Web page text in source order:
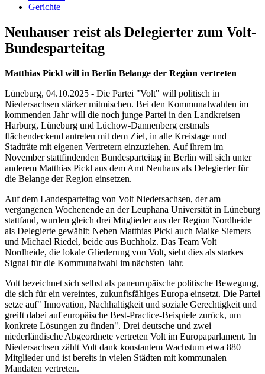
Gerichte
Neuhauser reist als Delegierter zum Volt-
Bundesparteitag
Matthias Pickl will in Berlin Belange der Region vertreten
Lüneburg, 04.10.2025 - Die Partei "Volt" will politisch in
Niedersachsen stärker mitmischen. Bei den Kommunalwahlen im
kommenden Jahr will die noch junge Partei in den Landkreisen
Harburg, Lüneburg und Lüchow-Dannenberg erstmals
flächendeckend antreten mit dem Ziel, in alle Kreistage und
Stadträte mit eigenen Vertretern einzuziehen. Auf ihrem im
November stattfindenden Bundesparteitag in Berlin will sich unter
anderem Matthias Pickl aus dem Amt Neuhaus als Delegierter für
die Belange der Region einsetzen.
Auf dem Landesparteitag von Volt Niedersachsen, der am
vergangenen Wochenende an der Leuphana Universität in Lüneburg
stattfand, wurden gleich drei Mitglieder aus der Region Nordheide
als Delegierte gewählt: Neben Matthias Pickl auch Maike Siemers
und Michael Riedel, beide aus Buchholz. Das Team Volt
Nordheide, die lokale Gliederung von Volt, sieht dies als starkes
Signal für die Kommunalwahl im nächsten Jahr.
Volt bezeichnet sich selbst als paneuropäische politische Bewegung,
die sich für ein vereintes, zukunftsfähiges Europa einsetzt. Die Partei
setze auf" Innovation, Nachhaltigkeit und soziale Gerechtigkeit und
greift dabei auf europäische Best-Practice-Beispiele zurück, um
konkrete Lösungen zu finden". Drei deutsche und zwei
niederländische Abgeordnete vertreten Volt im Europaparlament. In
Niedersachsen zählt Volt dank konstantem Wachstum etwa 880
Mitglieder und ist bereits in vielen Städten mit kommunalen
Mandaten vertreten.